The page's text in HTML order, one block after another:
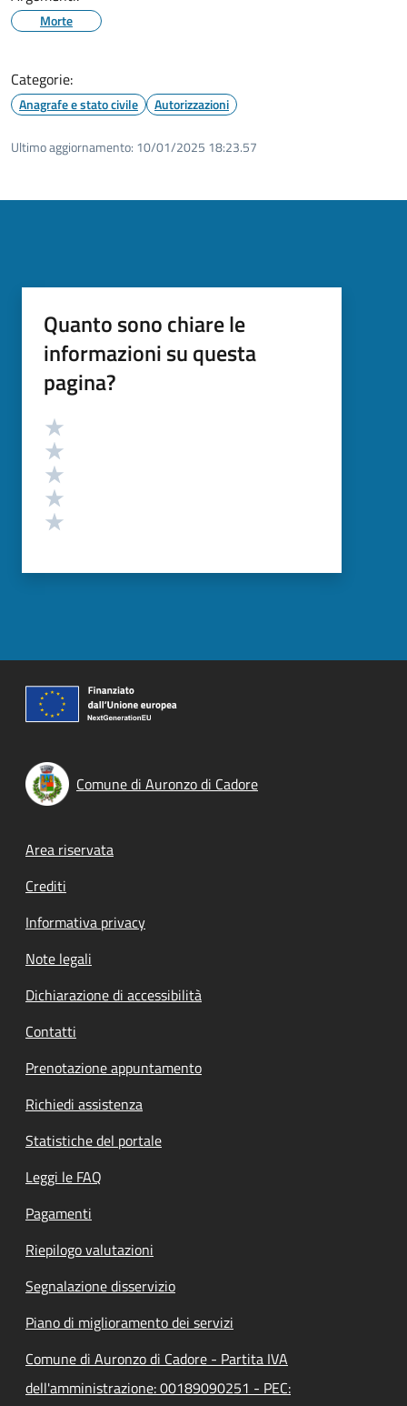
Morte
Categorie:
Anagrafe e stato civile Autorizzazioni
Ultimo aggiornamento: 10/01/2025 18:23.57
Quanto sono chiare le
informazioni su questa
pagina?
Valutazione
Comune di Auronzo di Cadore
Footer menu
Area riservata
Crediti
Informativa privacy
Note legali
Dichiarazione di accessibilità
Contatti
Prenotazione appuntamento
Richiedi assistenza
Statistiche del portale
Leggi le FAQ
Pagamenti
Riepilogo valutazioni
Segnalazione disservizio
Piano di miglioramento dei servizi
Comune di Auronzo di Cadore - Partita IVA
dell'amministrazione: 00189090251 - PEC: